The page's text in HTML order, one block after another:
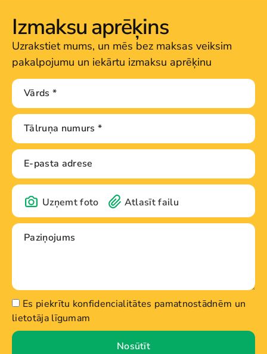
Izmaksu aprēķins
Uzrakstiet mums, un mēs bez maksas veiksim
pakalpojumu un iekārtu izmaksu aprēķinu
Uzņemt foto Atlasīt failu
Es piekrītu konfidencialitātes pamatnostādnēm un
lietotāja līgumam
Nosūtīt